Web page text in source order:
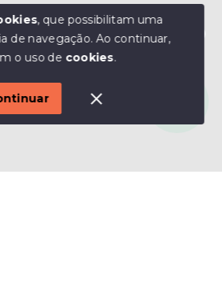
disponíveis para te ajudar.
IMÓVEIS TAUBATÉ -
, que possibilitam uma
de navegação.Ao continuar,
o uso de cookies.